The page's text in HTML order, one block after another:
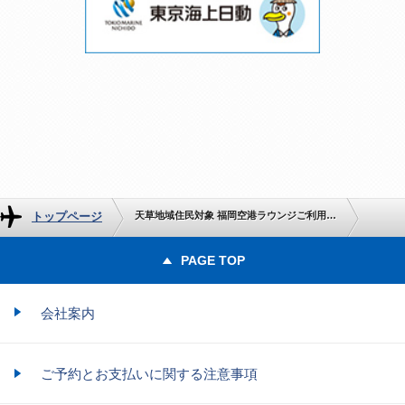
トップページ 天草地域住民対象 福岡空港ラウンジご利用キャンペーンのお知らせ
PAGE TOP
会社案内
ご予約とお支払いに関する注意事項